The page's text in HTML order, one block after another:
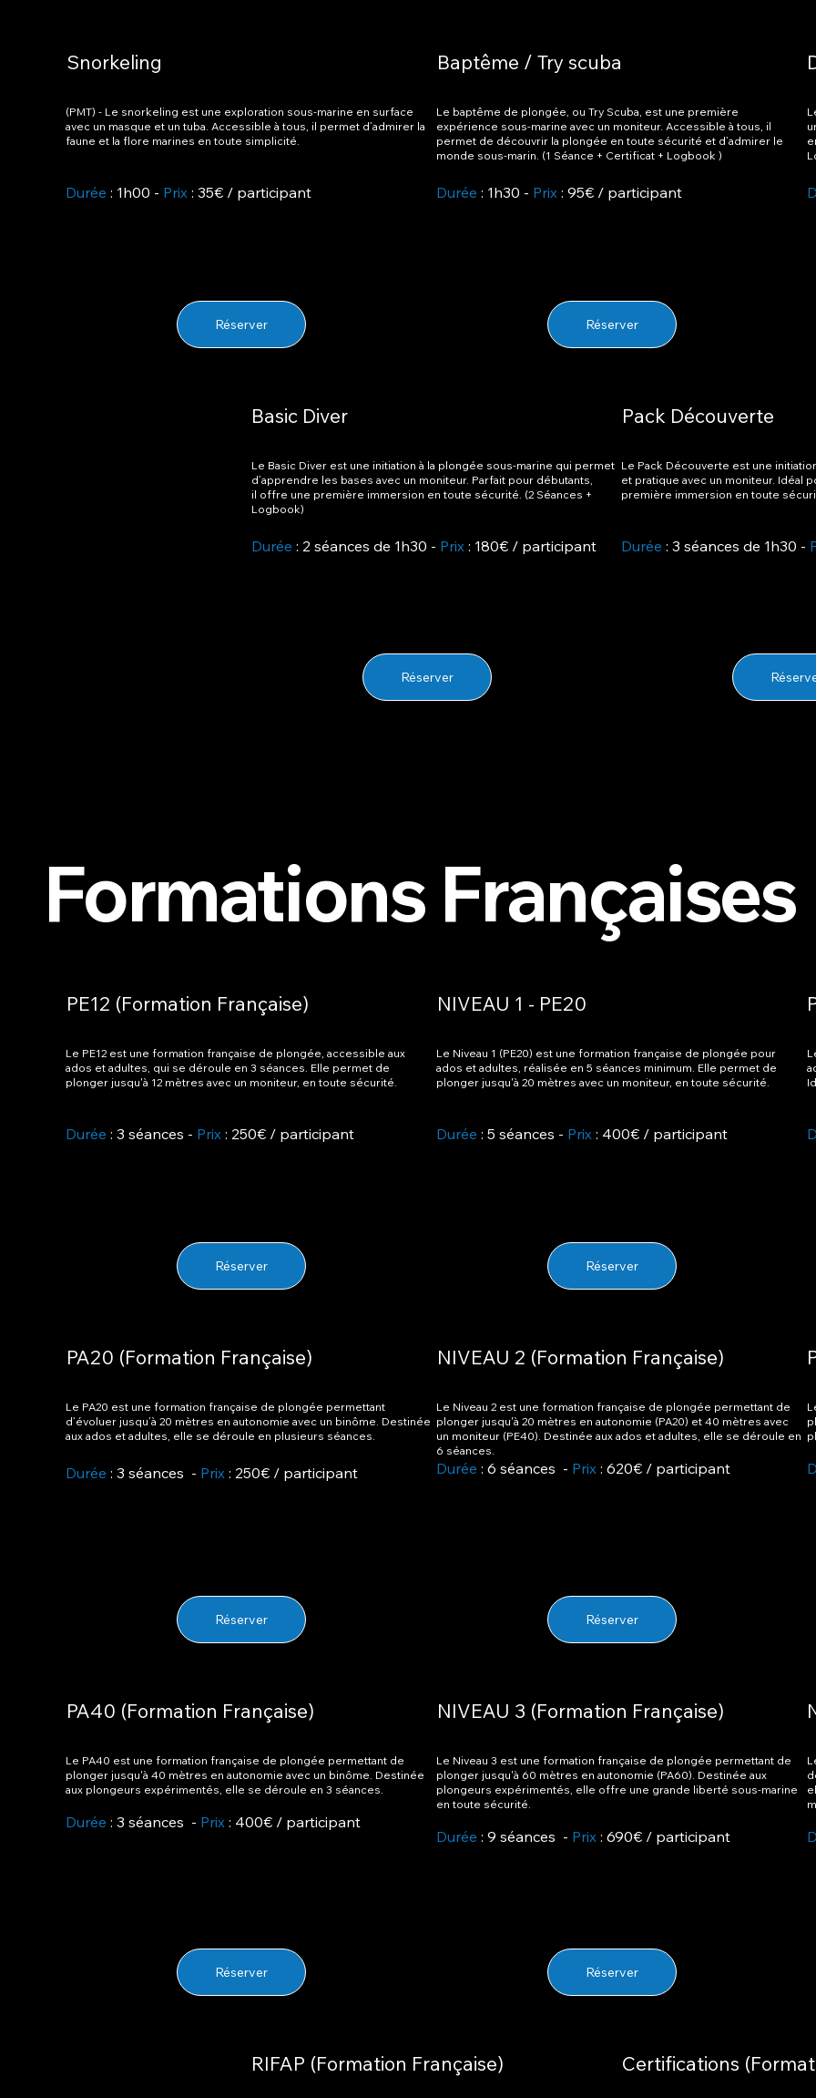
Snorkeling
(PMT) - Le snorkeling est une exploration sous-marine en surface
avec un masque et un tuba. Accessible à tous, il permet d’admirer la
faune et la flore marines en toute simplicité.
Durée : 1h00 - Prix : 35€ / participant
Réserver
Baptême / Try scuba
Le baptême de plongée, ou Try Scuba, est une première
expérience sous-marine avec un moniteur. Accessible à tous, il
permet de découvrir la plongée en toute sécurité et d’admirer le
monde sous-marin. (1 Séance + Certificat + Logbook )
Durée : 1h30 - Prix : 95€ / participant
Réserver
Basic Diver
Le Basic Diver est une initiation à la plongée sous-marine qui permet
d’apprendre les bases avec un moniteur. Parfait pour débutants,
il offre une première immersion en toute sécurité. (2 Séances +
Logbook)
Durée : 2 séances de 1h30 - Prix : 180€ / participant
Réserver
Pack Découverte
Le Pack Découverte est une
et pratique avec un moniteur. Idéal
première immersion en toute
Durée : 3 séances de 1h30 -
Formations Françaises
PE12 (Formation Française)
Le PE12 est une formation française de plongée, accessible aux
ados et adultes, qui se déroule en 3 séances. Elle permet de
plonger jusqu'à 12 mètres avec un moniteur, en toute sécurité.
Durée : 3 séances - Prix : 250€ / participant
Réserver
NIVEAU 1 - PE20
Le Niveau 1 (PE20) est une formation française de plongée pour
ados et adultes, réalisée en 5 séances minimum. Elle permet de
plonger jusqu'à 20 mètres avec un moniteur, en toute sécurité.
Durée : 5 séances - Prix : 400€ / participant
Réserver
PA20 (Formation Française)
Le PA20 est une formation française de plongée permettant
d’évoluer jusqu’à 20 mètres en autonomie avec un binôme. Destinée
aux ados et adultes, elle se déroule en plusieurs séances.
Durée : 3 séances - Prix : 250€ / participant
Réserver
NIVEAU 2 (Formation Française)
Le Niveau 2 est une formation française de plongée permettant de
plonger jusqu'à 20 mètres en autonomie (PA20) et 40 mètres avec
un moniteur (PE40). Destinée aux ados et adultes, elle se déroule en
6 séances.
Durée : 6 séances - Prix : 620€ / participant
Réserver
PA40 (Formation Française)
Le PA40 est une formation française de plongée permettant de
plonger jusqu'à 40 mètres en autonomie avec un binôme. Destinée
aux plongeurs expérimentés, elle se déroule en 3 séances.
Durée : 3 séances - Prix : 400€ / participant
Réserver
NIVEAU 3 (Formation Française)
Le Niveau 3 est une formation française de plongée permettant de
plonger jusqu'à 60 mètres en autonomie (PA60). Destinée aux
plongeurs expérimentés, elle offre une grande liberté sous-marine
en toute sécurité.
Durée : 9 séances - Prix : 690€ / participant
Réserver
RIFAP (Formation Française) Certifications